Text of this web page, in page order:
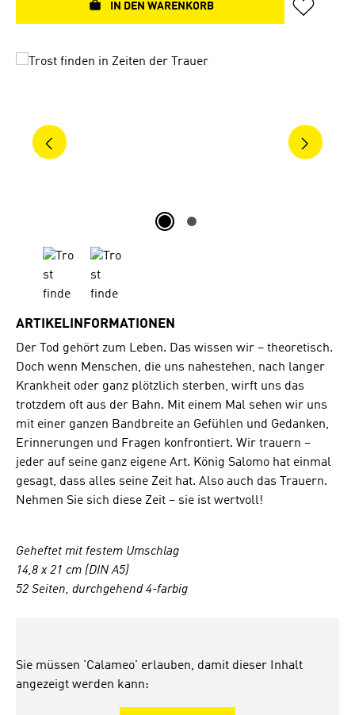
IN DEN WARENKORB
Bildergalerie überspringen
ARTIKELINFORMATIONEN
Der Tod gehört zum Leben. Das wissen wir – theoretisch.
Doch wenn Menschen, die uns nahestehen, nach langer
Krankheit oder ganz plötzlich sterben, wirft uns das
trotzdem oft aus der Bahn. Mit einem Mal sehen wir uns
mit einer ganzen Bandbreite an Gefühlen und Gedanken,
Erinnerungen und Fragen konfrontiert. Wir trauern –
jeder auf seine ganz eigene Art. König Salomo hat einmal
gesagt, dass alles seine Zeit hat. Also auch das Trauern.
Nehmen Sie sich diese Zeit – sie ist wertvoll!
Geheftet mit festem Umschlag
14,8 x 21 cm (DIN A5)
52 Seiten, durchgehend 4-farbig
Sie müssen 'Calameo' erlauben, damit dieser Inhalt
angezeigt werden kann: